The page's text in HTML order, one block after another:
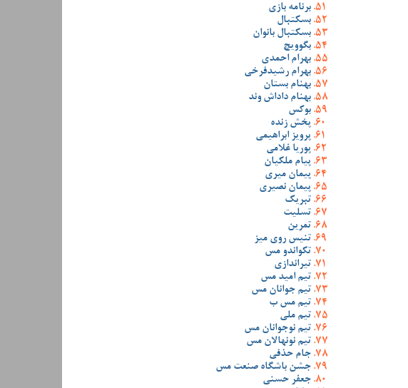
برنامه بازی
بسکتبال
بسکتبال بانوان
بگوویچ
بهرام احمدی
بهرام رشیدفرخی
بهنام بستان
بهنام داداش وند
بوکس
پخش زنده
پرویز ابراهیمی
پوریا غلامی
پیام ملکیان
پیمان میری
پیمان نصیری
تبریک
تسلیت
تمرین
تنیس روی میز
تکواندو مس
تیراندازی
تیم امید مس
تیم جوانان مس
تیم مس ب
تیم ملی
تیم نوجوانان مس
تیم نونهالان مس
جام حذفی
جشن باشگاه صنعت مس
جعفر حسنی